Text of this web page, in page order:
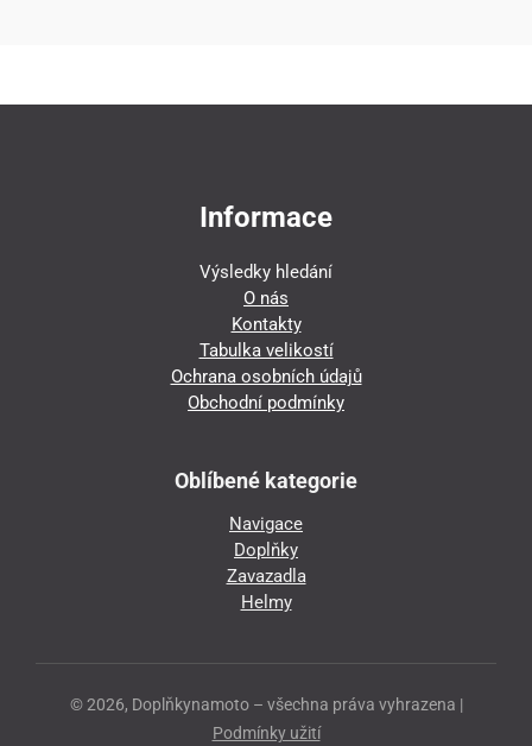
Informace
Výsledky hledání
O nás
Kontakty
Tabulka velikostí
Ochrana osobních údajů
Obchodní podmínky
Oblíbené kategorie
Navigace
Doplňky
Zavazadla
Helmy
© 2026, Doplňkynamoto – všechna práva vyhrazena |
Podmínky užití